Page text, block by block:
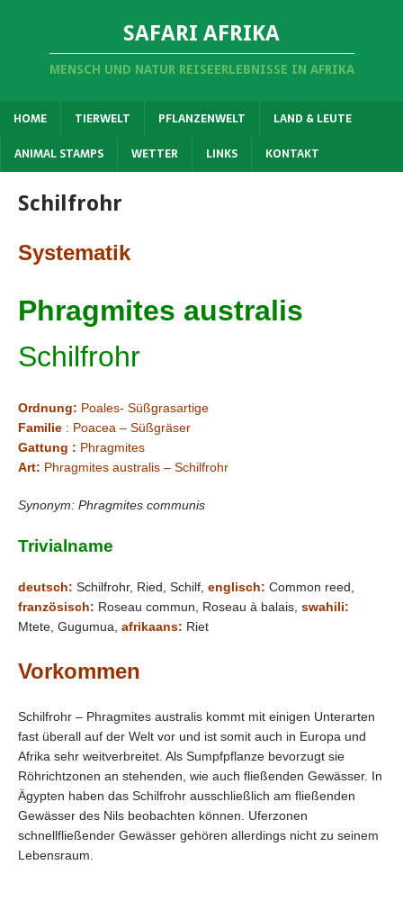
SAFARI AFRIKA
MENSCH UND NATUR REISEERLEBNISSE IN AFRIKA
HOME TIERWELT PFLANZENWELT
LAND & LEUTE
ANIMAL STAMPS
WETTER LINKS KONTAKT
Schilfrohr
Systematik
Phragmites australis
Schilfrohr
Ordnung: Poales- Süßgrasartige
Familie : Poacea – Süßgräser
Gattung : Phragmites
Art: Phragmites australis – Schilfrohr
Synonym: Phragmites communis
Trivialname
deutsch: Schilfrohr, Ried, Schilf, englisch: Common reed,
französisch: Roseau commun, Roseau à balais, swahili:
Mtete, Gugumua, afrikaans: Riet
Vorkommen
Schilfrohr – Phragmites australis kommt mit einigen Unterarten
fast überall auf der Welt vor und ist somit auch in Europa und
Afrika sehr weitverbreitet. Als Sumpfpflanze bevorzugt sie
Röhrichtzonen an stehenden, wie auch fließenden Gewässer. In
Ägypten haben das Schilfrohr ausschließlich am fließenden
Gewässer des Nils beobachten können. Uferzonen
schnellfließender Gewässer gehören allerdings nicht zu seinem
Lebensraum.